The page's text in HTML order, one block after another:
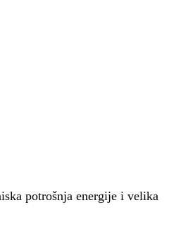
potrošnja energije i velika